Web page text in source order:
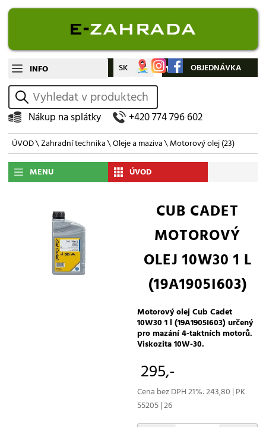
INFO CZ SK Můj účet OBJEDNÁVKA
vyhledat
Nákup na splátky +420 774 796 602
ÚVOD\Zahradní technika\Oleje a maziva\Motorový olej(23)
MENU ÚVOD
CUB CADET
MOTOROVÝ
OLEJ 10W30 1 L
(19A1905I603)
Motorový olej Cub Cadet
10W30 1 l (19A1905I603) určený
pro mazání 4-taktních motorů.
Viskozita 10W-30.
295,-
Cena bez DPH 21%: 243,80 | PK
55205 | 26